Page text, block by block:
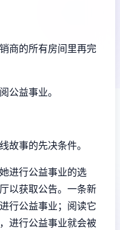
商的所有房间里再完
公益事业。
故事的先决条件。
进行公益事业的选
以获取公告。一条新
行公益事业；阅读它
进行公益事业就会被